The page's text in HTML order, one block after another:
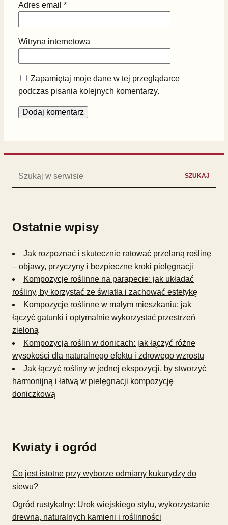
Adres email *
Witryna internetowa
Zapamiętaj moje dane w tej przeglądarce
podczas pisania kolejnych komentarzy.
SZUKAJ
Ostatnie wpisy
Jak rozpoznać i skutecznie ratować przelaną roślinę
– objawy, przyczyny i bezpieczne kroki pielęgnacji
Kompozycje roślinne na parapecie: jak układać
rośliny, by korzystać ze światła i zachować estetykę
Kompozycje roślinne w małym mieszkaniu: jak
łączyć gatunki i optymalnie wykorzystać przestrzeń
zieloną
Kompozycja roślin w donicach: jak łączyć różne
wysokości dla naturalnego efektu i zdrowego wzrostu
Jak łączyć rośliny w jednej ekspozycji, by stworzyć
harmonijną i łatwą w pielęgnacji kompozycję
doniczkową
Kwiaty i ogród
Co jest istotne przy wyborze odmiany kukurydzy do
siewu?
Ogród rustykalny: Urok wiejskiego stylu, wykorzystanie
drewna, naturalnych kamieni i roślinności